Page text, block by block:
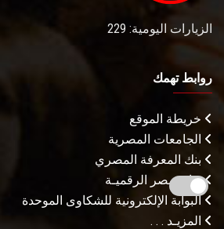
الزيارات اليومية: 229
روابط تهمك
خريطة الموقع
الجامعات المصرية
بنك المعرفة المصري
بوابة مصر الرقميـة
البوابة الإلكترونية للشكاوى الموحدة
المزيـد . . .